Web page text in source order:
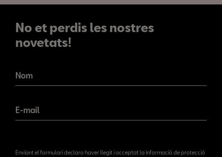
No et perdis les nostres
novetats!
novetats!
Nom
E-mail
Enviant el formulari declaro haver llegit i acceptat la informació de protecció